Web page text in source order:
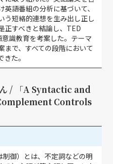
語番組の分析に基づいて、
う短絡的連想を生み出し正し
正すべきと結論し、TED
識教育を考案した。テーマ
で、すべての段階において
た。
/ 「A Syntactic and
Controls
御）とは、不定詞などの明